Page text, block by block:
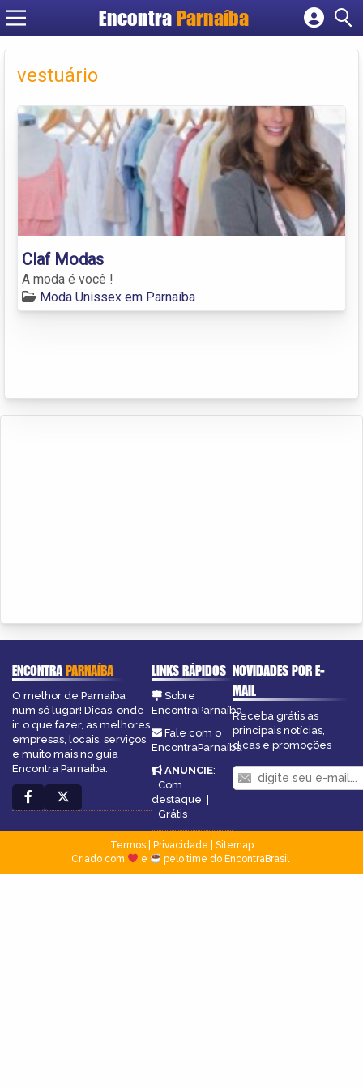
Encontra Parnaíba
Cadastrar empresa
vestuário
Claf Modas
A moda é você !
Moda Unissex em Parnaíba
ENCONTRAPARNAÍBA
O melhor de Parnaíba
num só lugar! Dicas, onde
ir, o que fazer, as melhores
empresas, locais, serviços
e muito mais no guia
Encontra Parnaíba.
LINKS RÁPIDOS
Sobre
EncontraParnaíba
Fale com o
EncontraParnaíba
ANUNCIE:
Com
destaque |
Grátis
NOVIDADES POR E-
MAIL
Receba grátis as
principais notícias,
dicas e promoções
Termos| Privacidade
Sitemap
Criado com
e pelo time do EncontraBrasil